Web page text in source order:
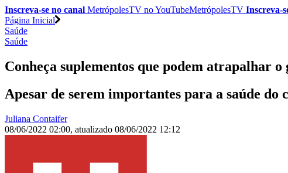
Inscreva-se no canal MetrópolesTV noYouTubeMetrópolesTV Inscreva-
Página Inicial
Saúde
Saúde
Conheça suplementos que podem atrapalhar o
Apesar de serem importantes para a saúde do
Juliana Contaifer
08/06/2022 02:00, atualizado 08/06/2022 12:12